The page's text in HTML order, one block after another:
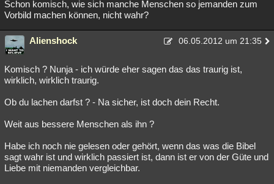
Schon komisch, wie sich manche Menschen so jemanden zum
Vorbild machen können, nicht wahr?
Alienshock 06.05.2012 um 21:35
Komisch ? Nunja - ich würde eher sagen das das traurig ist,
wirklich, wirklich traurig.
Ob du lachen darfst ? - Na sicher, ist doch dein Recht.
Weit aus bessere Menschen als ihn ?
Habe ich noch nie gelesen oder gehört, wenn das was die Bibel
sagt wahr ist und wirklich passiert ist, dann ist er von der Güte und
Liebe mit niemanden vergleichbar.